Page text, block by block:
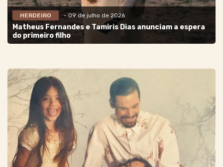
HERDEIRO - 09 de julho de 2026
Matheus Fernandes e Tamiris Dias anunciam a espera
do primeiro filho